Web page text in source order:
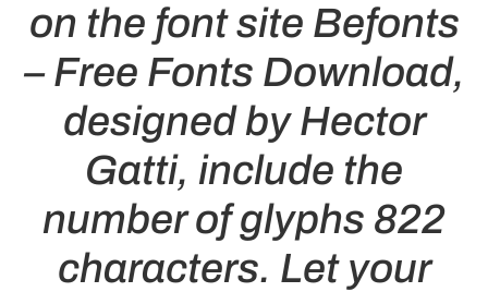
on the font site Befonts
– Free Fonts Download,
designed by Hector
Gatti, include the
number of glyphs 822
characters. Let your